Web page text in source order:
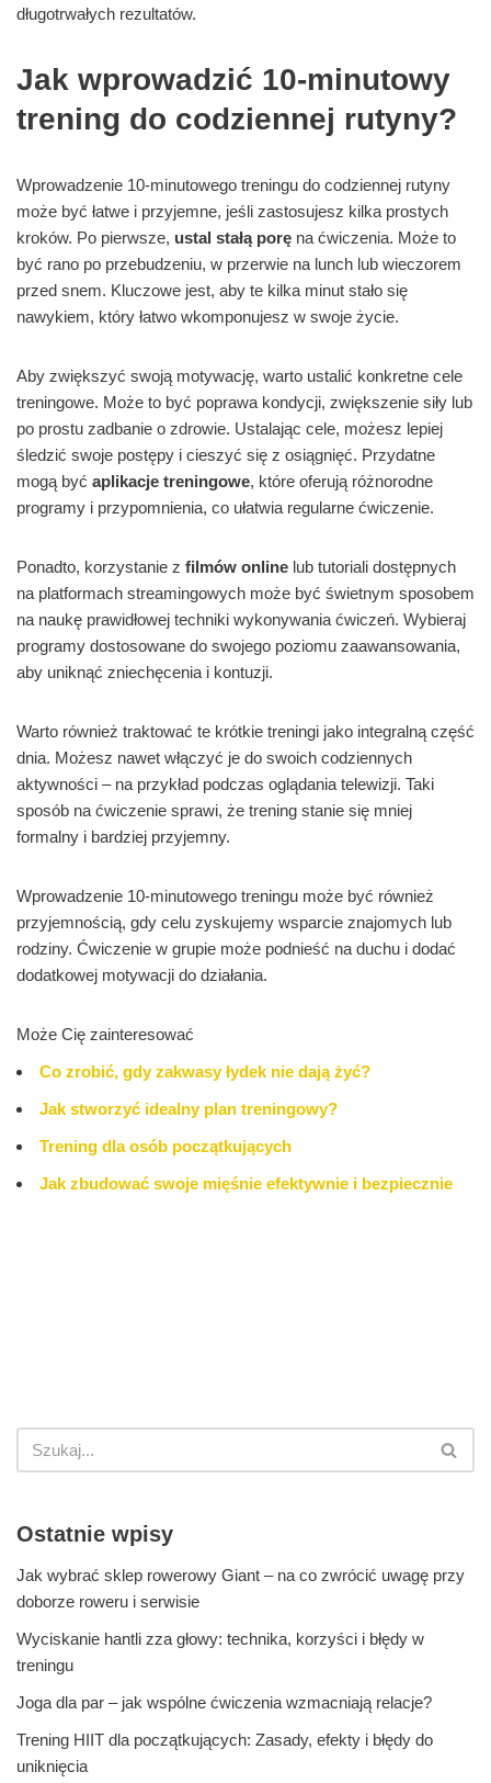
długotrwałych rezultatów.
Jak wprowadzić 10-minutowy
trening do codziennej rutyny?
Wprowadzenie 10-minutowego treningu do codziennej rutyny
może być łatwe i przyjemne, jeśli zastosujesz kilka prostych
kroków. Po pierwsze, ustal stałą porę na ćwiczenia. Może to
być rano po przebudzeniu, w przerwie na lunch lub wieczorem
przed snem. Kluczowe jest, aby te kilka minut stało się
nawykiem, który łatwo wkomponujesz w swoje życie.
Aby zwiększyć swoją motywację, warto ustalić konkretne cele
treningowe. Może to być poprawa kondycji, zwiększenie siły lub
po prostu zadbanie o zdrowie. Ustalając cele, możesz lepiej
śledzić swoje postępy i cieszyć się z osiągnięć. Przydatne
mogą być aplikacje treningowe, które oferują różnorodne
programy i przypomnienia, co ułatwia regularne ćwiczenie.
Ponadto, korzystanie z filmów online lub tutoriali dostępnych
na platformach streamingowych może być świetnym sposobem
na naukę prawidłowej techniki wykonywania ćwiczeń. Wybieraj
programy dostosowane do swojego poziomu zaawansowania,
aby uniknąć zniechęcenia i kontuzji.
Warto również traktować te krótkie treningi jako integralną część
dnia. Możesz nawet włączyć je do swoich codziennych
aktywności – na przykład podczas oglądania telewizji. Taki
sposób na ćwiczenie sprawi, że trening stanie się mniej
formalny i bardziej przyjemny.
Wprowadzenie 10-minutowego treningu może być również
przyjemnością, gdy celu zyskujemy wsparcie znajomych lub
rodziny. Ćwiczenie w grupie może podnieść na duchu i dodać
dodatkowej motywacji do działania.
Może Cię zainteresować
Co zrobić, gdy zakwasy łydek nie dają żyć?
Jak stworzyć idealny plan treningowy?
Trening dla osób początkujących
Jak zbudować swoje mięśnie efektywnie i bezpiecznie
Ostatnie wpisy
Jak wybrać sklep rowerowy Giant – na co zwrócić uwagę przy
doborze roweru i serwisie
Wyciskanie hantli zza głowy: technika, korzyści i błędy w
treningu
Joga dla par – jak wspólne ćwiczenia wzmacniają relacje?
Trening HIIT dla początkujących: Zasady, efekty i błędy do
uniknięcia